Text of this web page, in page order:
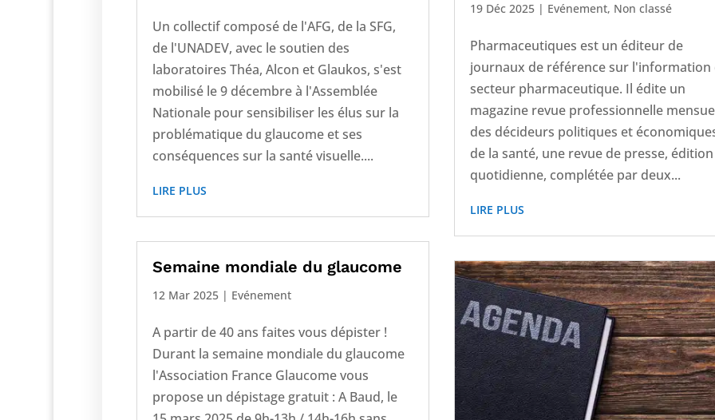
Un collectif composé de l'AFG, de la SFG,
de l'UNADEV, avec le soutien des
laboratoires Théa, Alcon et Glaukos, s'est
mobilisé le 9 décembre à l'Assemblée
Nationale pour sensibiliser les élus sur la
problématique du glaucome et ses
conséquences sur la santé visuelle....
LIRE PLUS
Semaine mondiale du glaucome
12 Mar 2025 | Evénement
A partir de 40 ans faites vous dépister !
Durant la semaine mondiale du glaucome
l'Association France Glaucome vous
propose un dépistage gratuit : A Baud, le
19 Déc 2025 | Evénement, Non classé
Pharmaceutiques est un éditeur de
journaux de référence sur l'information
secteur pharmaceutique. Il édite un
magazine revue professionnelle
des décideurs politiques et
de la santé, une revue de presse, édition
quotidienne, complétée par deux...
LIRE PLUS